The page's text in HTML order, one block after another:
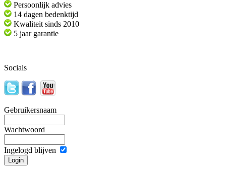
Persoonlijk advies
14 dagen bedenktijd
Kwaliteit sinds 2010
5 jaar garantie
Socials
Gebruikersnaam
Wachtwoord
Ingelogd blijven